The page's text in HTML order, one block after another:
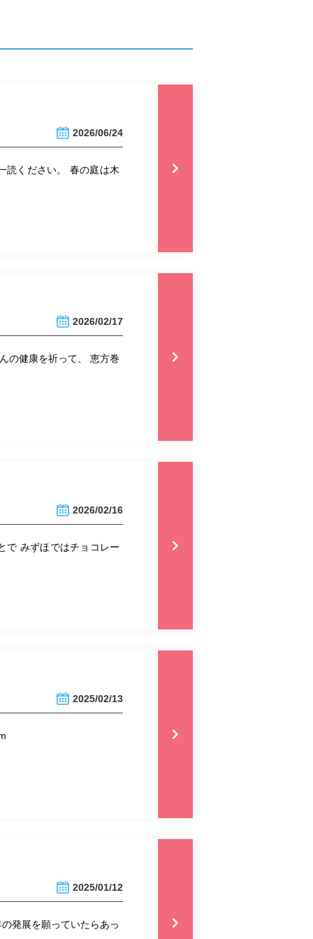
2026/06/24
読ください。 春の庭は木
2026/02/17
の健康を祈って、 恵方巻
2026/02/16
で みずほではチョコレー
2025/02/13
2025/01/12
発展を願っていたらあっ